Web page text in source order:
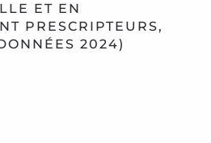
ET EN
PRESCRIPTEURS,
2024)